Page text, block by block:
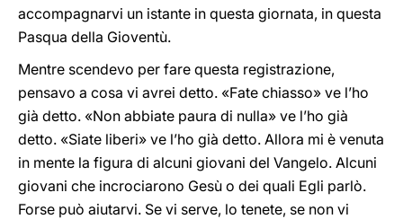
accompagnarvi un istante in questa giornata, in questa
Pasqua della Gioventù.
Mentre scendevo per fare questa registrazione,
pensavo a cosa vi avrei detto. «Fate chiasso» ve l’ho
già detto. «Non abbiate paura di nulla» ve l’ho già
detto. «Siate liberi» ve l’ho già detto. Allora mi è venuta
in mente la figura di alcuni giovani del Vangelo. Alcuni
giovani che incrociarono Gesù o dei quali Egli parlò.
Forse può aiutarvi. Se vi serve, lo tenete, se non vi